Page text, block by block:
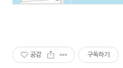
공감 구독하기